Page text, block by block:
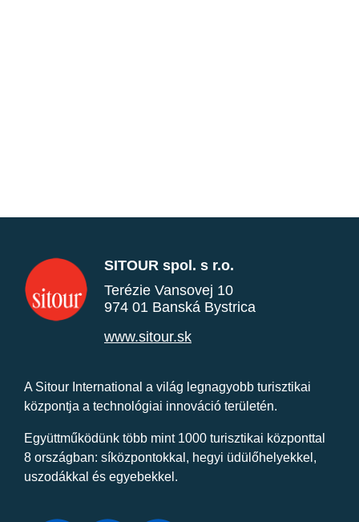
SITOUR spol. s r.o.
Terézie Vansovej 10
974 01 Banská Bystrica
www.sitour.sk
A Sitour International a világ legnagyobb turisztikai
központja a technológiai innováció területén.
Együttműködünk több mint 1000 turisztikai központtal
8 országban: síközpontokkal, hegyi üdülőhelyekkel,
uszodákkal és egyebekkel.